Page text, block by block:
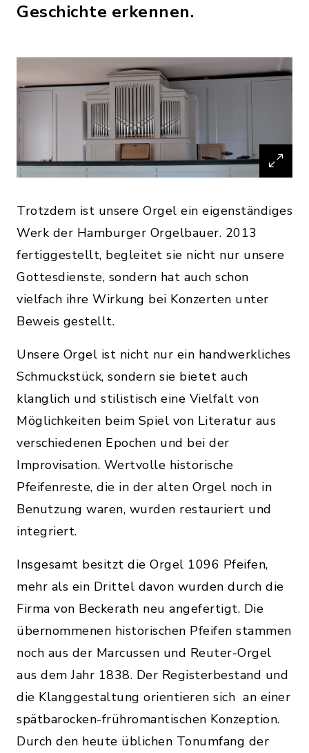
Geschichte erkennen.
Trotzdem ist unsere Orgel ein eigenständiges
Werk der Hamburger Orgelbauer. 2013
fertiggestellt, begleitet sie nicht nur unsere
Gottesdienste, sondern hat auch schon
vielfach ihre Wirkung bei Konzerten unter
Beweis gestellt.
Unsere Orgel ist nicht nur ein handwerkliches
Schmuckstück, sondern sie bietet auch
klanglich und stilistisch eine Vielfalt von
Möglichkeiten beim Spiel von Literatur aus
verschiedenen Epochen und bei der
Improvisation. Wertvolle historische
Pfeifenreste, die in der alten Orgel noch in
Benutzung waren, wurden restauriert und
integriert.
Insgesamt besitzt die Orgel 1096 Pfeifen,
mehr als ein Drittel davon wurden durch die
Firma von Beckerath neu angefertigt. Die
übernommenen historischen Pfeifen stammen
noch aus der Marcussen und Reuter-Orgel
aus dem Jahr 1838. Der Registerbestand und
die Klanggestaltung orientieren sich an einer
spätbarocken-frühromantischen Konzeption.
Durch den heute üblichen Tonumfang der